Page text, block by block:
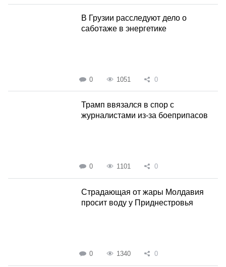
В Грузии расследуют дело о
саботаже в энергетике
0 1051 0
Трамп ввязался в спор с
журналистами из-за боеприпасов
0 1101 0
Страдающая от жары Молдавия
просит воду у Приднестровья
0 1340 0